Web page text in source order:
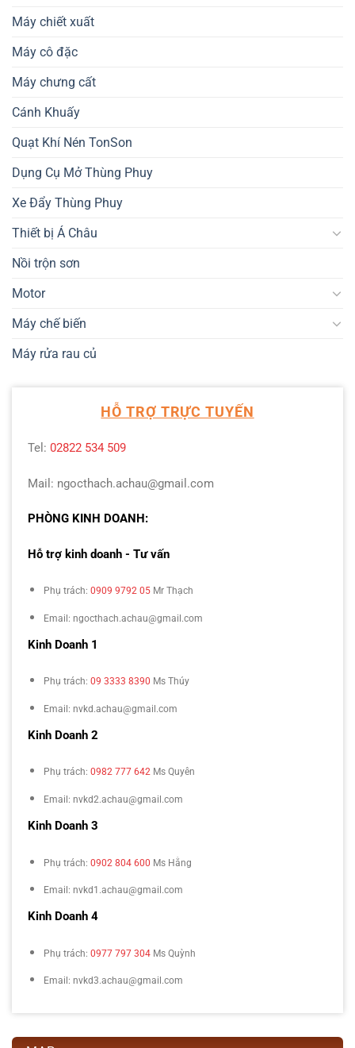
Máy chiết xuất
Máy cô đặc
Máy chưng cất
Cánh Khuấy
Quạt Khí Nén TonSon
Dụng Cụ Mở Thùng Phuy
Xe Đẩy Thùng Phuy
Thiết bị Á Châu
Nồi trộn sơn
Motor
Máy chế biến
Máy rửa rau củ
HỖ TRỢ TRỰC TUYẾN
Tel: 02822 534 509
Mail: ngocthach.achau@gmail.com
PHÒNG KINH DOANH:
Hỗ trợ kinh doanh - Tư vấn
Phụ trách: 0909 9792 05 Mr Thạch
Email: ngocthach.achau@gmail.com
Kinh Doanh 1
Phụ trách: 09 3333 8390 Ms Thúy
Email: nvkd.achau@gmail.com
Kinh Doanh 2
Phụ trách: 0982 777 642 Ms Quyên
Email: nvkd2.achau@gmail.com
Kinh Doanh 3
Phụ trách: 0902 804 600 Ms Hằng
Email: nvkd1.achau@gmail.com
Kinh Doanh 4
Phụ trách: 0977 797 304 Ms Quỳnh
Email: nvkd3.achau@gmail.com